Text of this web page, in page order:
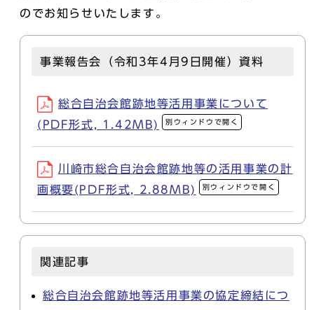
のでお知らせいたします。
事業報告会（令和3年4月9日開催）資料
総合自治会館跡地等活用事業について
(PDF形式, 1.42MB)
別ウィンドウで開く
川崎市総合自治会館跡地等の活用事業の計
画概要(PDF形式, 2.88MB)
別ウィンドウで開く
関連記事
総合自治会館跡地等活用事業の協定締結につ